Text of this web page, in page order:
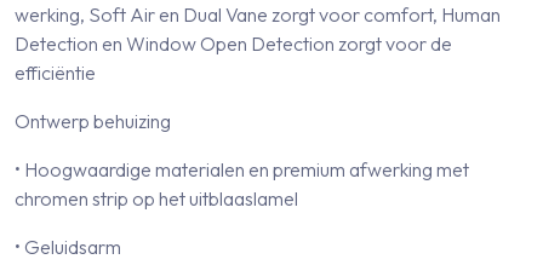
werking, Soft Air en Dual Vane zorgt voor comfort, Human
Detection en Window Open Detection zorgt voor de
efficiëntie
Ontwerp behuizing
• Hoogwaardige materialen en premium afwerking met
chromen strip op het uitblaaslamel
• Geluidsarm